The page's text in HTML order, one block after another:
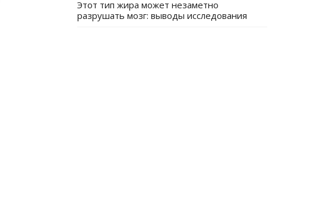
Этот тип жира может незаметно
разрушать мозг: выводы исследования